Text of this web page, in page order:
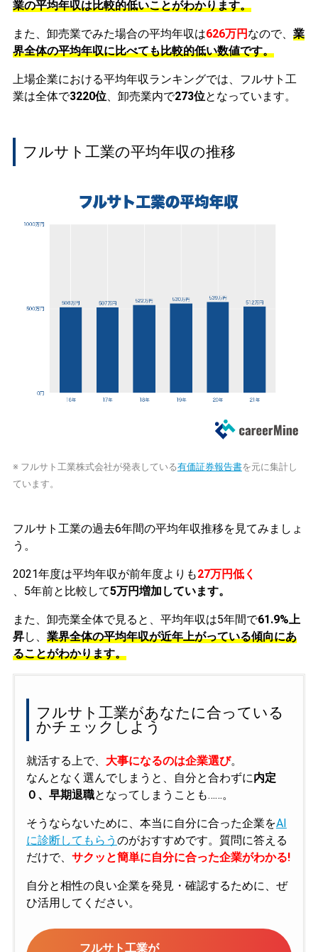
業の平均年収は比較的低いことがわかります。
また、卸売業でみた場合の平均年収は626万円 なので、 業
界全体の平均年収に比べても比較的低い数値です。
上場企業における平均年収ランキングでは、フルサト工
業は全体で3220位、卸売業内で273位となっています。
フルサト工業の平均年収の推移
※ フルサト工業株式会社が発表している有価証券報告書を元に集計し
ています。
フルサト工業の過去6年間の平均年収推移を見てみましょ
う。
2021年度は平均年収が前年度よりも27万円低く
、5年前と比較して5万円増加しています。
また、卸売業全体で見ると、平均年収は5年間で61.9%上
昇し、 業界全体の平均年収が近年上がっている傾向にあ
ることがわかります。
フルサト工業があなたに合っている
かチェックしよう
就活する上で、 大事になるのは企業選び。
なんとなく選んでしまうと、自分と合わずに内定
０、早期退職となってしまうことも……。
そうならないために、本当に自分に合った企業をAI
に診断してもらう のがおすすめです。質問に答える
だけで、 サクッと簡単に自分に合った企業がわかる!
自分と相性の良い企業を発見・確認するために、ぜ
ひ活用してください。
フルサト工業が